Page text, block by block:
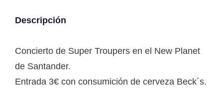
Descripción
Concierto de Super Troupers en el New Planet
de Santander.
Entrada 3€ con consumición de cerveza Beck´s.